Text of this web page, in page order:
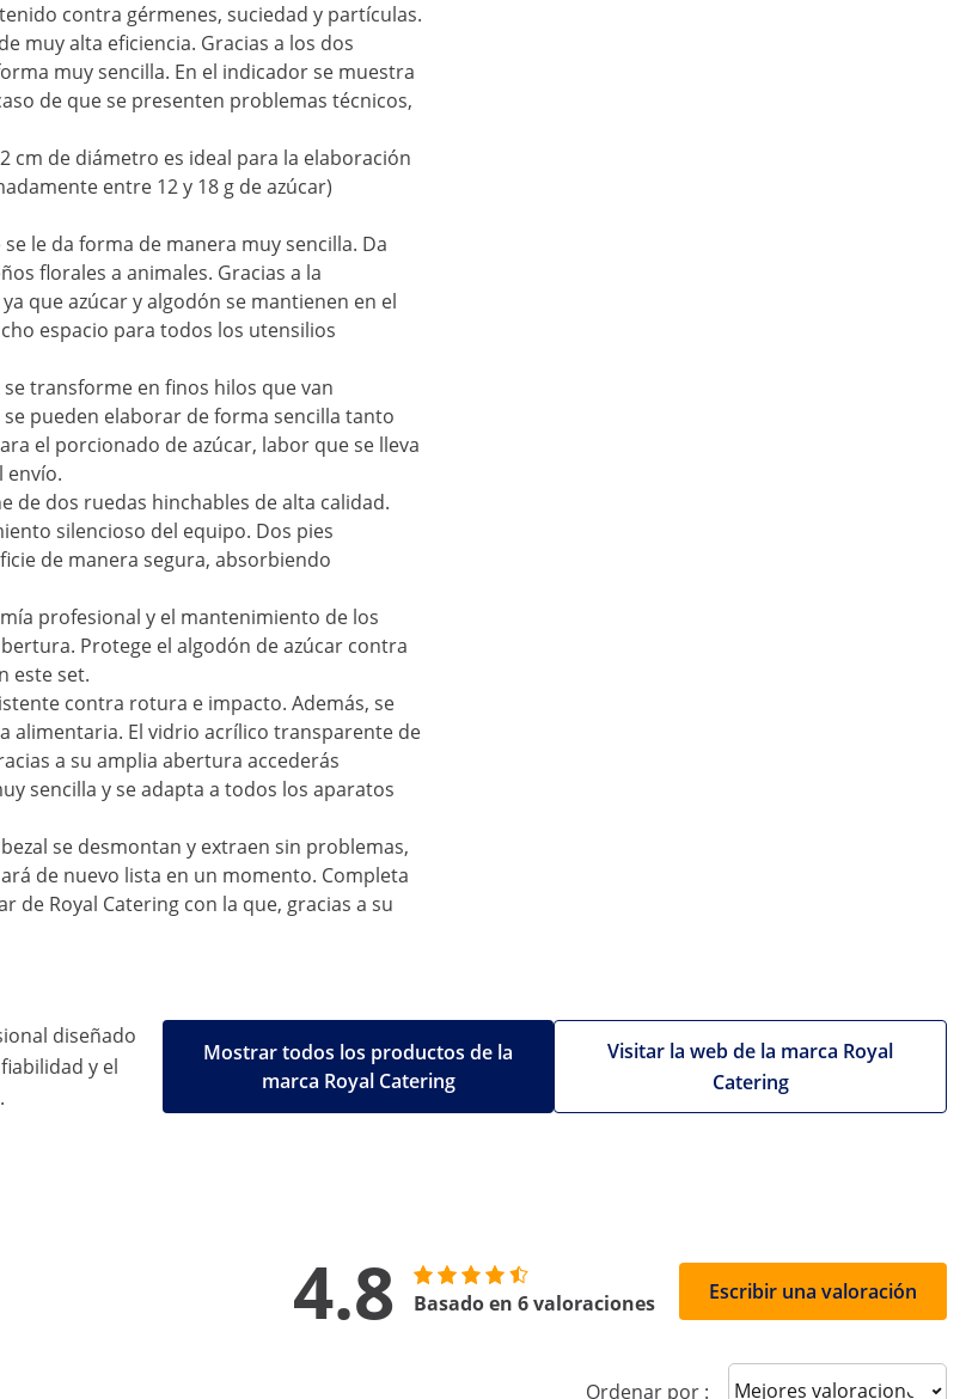
contra gérmenes, suciedad y partículas.
muy alta eficiencia. Gracias a los dos
muy sencilla. En el indicador se muestra
de que se presenten problemas técnicos,
cm de diámetro es ideal para la elaboración
entre 12 y 18 g de azúcar)
le da forma de manera muy sencilla. Da
florales a animales. Gracias a la
que azúcar y algodón se mantienen en el
espacio para todos los utensilios
transforme en finos hilos que van
pueden elaborar de forma sencilla tanto
el porcionado de azúcar, labor que se lleva
envío.
de dos ruedas hinchables de alta calidad.
silencioso del equipo. Dos pies
de manera segura, absorbiendo
profesional y el mantenimiento de los
Protege el algodón de azúcar contra
este set.
contra rotura e impacto. Además, se
alimentaria. El vidrio acrílico transparente de
a su amplia abertura accederás
sencilla y se adapta a todos los aparatos
se desmontan y extraen sin problemas,
de nuevo lista en un momento. Completa
Royal Catering con la que, gracias a su
diseñado
y el
Visitar la web de la marca Royal
Catering
Mostrar todos los productos de la
marca Royal Catering
4.8 Basado en 6 valoraciones Escribir una valoración
Ordenar por : Sort reviews